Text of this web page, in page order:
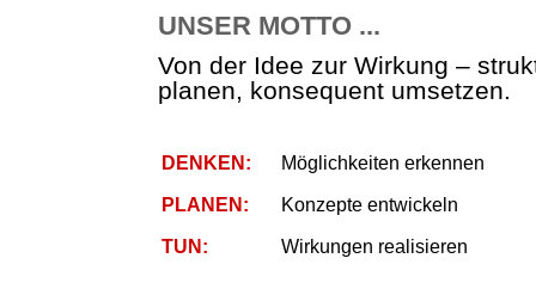
UNSER MOTTO ...
Von der Idee zur Wirkung –
planen, konsequent umsetzen.
DENKEN: Möglichkeiten erkennen
PLANEN: Konzepte entwickeln
TUN: Wirkungen realisieren